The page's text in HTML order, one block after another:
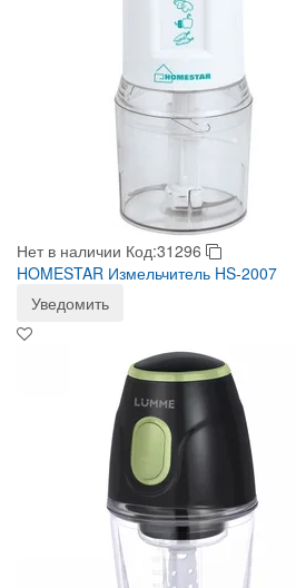
Нет в наличии Код:31296
HOMESTAR Измельчитель HS-2007
Уведомить